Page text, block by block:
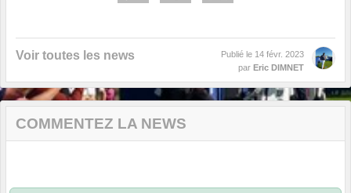
Voir toutes les news Publié le 14 févr. 2023
par Eric DIMNET
COMMENTEZ LA NEWS